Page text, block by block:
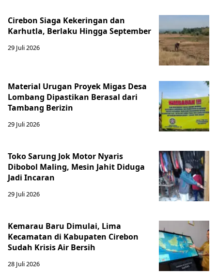
Cirebon Siaga Kekeringan dan
Karhutla, Berlaku Hingga September
29 Juli 2026
Material Urugan Proyek Migas Desa
Lombang Dipastikan Berasal dari
Tambang Berizin
29 Juli 2026
Toko Sarung Jok Motor Nyaris
Dibobol Maling, Mesin Jahit Diduga
Jadi Incaran
29 Juli 2026
Kemarau Baru Dimulai, Lima
Kecamatan di Kabupaten Cirebon
Sudah Krisis Air Bersih
28 Juli 2026